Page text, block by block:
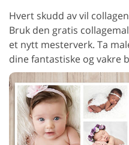
Hvert skudd av vil
Bruk den gratis
et nytt mesterverk. Ta
dine fantastiske og vakre